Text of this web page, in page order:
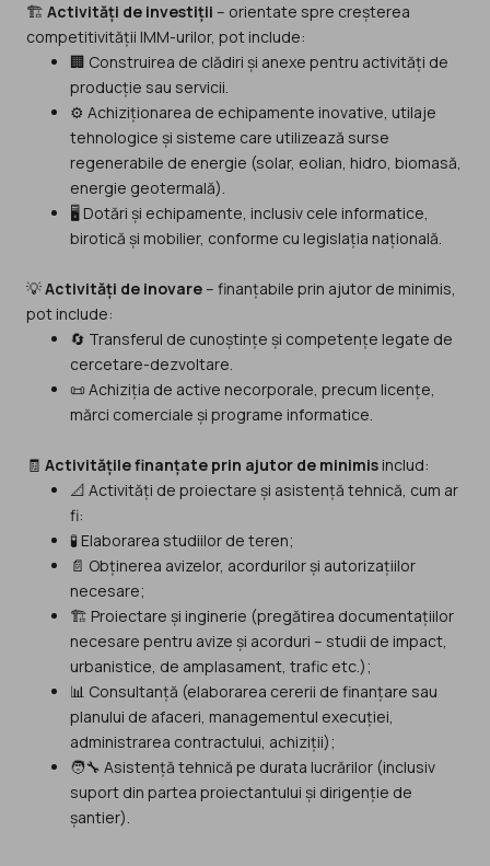
🏗️ Activități de investiții – orientate spre creșterea
competitivității IMM-urilor, pot include:
🏢 Construirea de clădiri și anexe pentru activități de
producție sau servicii.
⚙️ Achiziționarea de echipamente inovative, utilaje
tehnologice și sisteme care utilizează surse
regenerabile de energie (solar, eolian, hidro, biomasă,
energie geotermală).
🖥️ Dotări și echipamente, inclusiv cele informatice,
birotică și mobilier, conforme cu legislația națională.
💡Activități de inovare – finanțabile prin ajutor de minimis,
pot include:
🔄 Transferul de cunoștințe și competențe legate de
cercetare-dezvoltare.
📜 Achiziția de active necorporale, precum licențe,
mărci comerciale și programe informatice.
🧾 Activitățile finanțate prin ajutor de minimis includ:
📐 Activități de proiectare și asistență tehnică, cum ar
fi:
🧪 Elaborarea studiilor de teren;
📄 Obținerea avizelor, acordurilor și autorizațiilor
necesare;
🏗️ Proiectare și inginerie (pregătirea documentațiilor
necesare pentru avize și acorduri – studii de impact,
urbanistice, de amplasament, trafic etc.);
📊 Consultanță (elaborarea cererii de finanțare sau
planului de afaceri, managementul execuției,
administrarea contractului, achiziții);
🧑‍🔧 Asistență tehnică pe durata lucrărilor (inclusiv
suport din partea proiectantului și dirigenție de
șantier).